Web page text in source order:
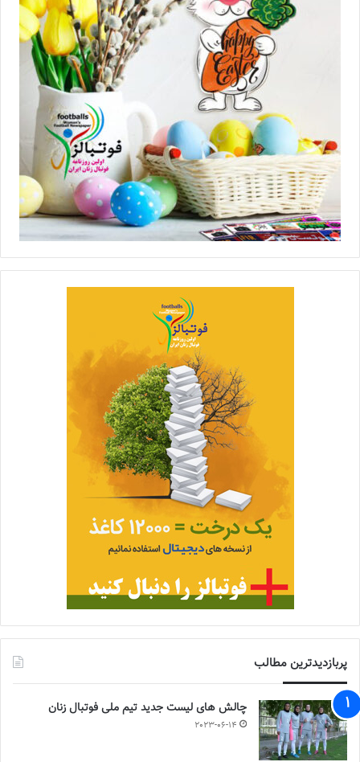
پربازدیدترین مطالب
چالش هاى ليست جدید تيم ملى فوتبال زنان
2023-06-14